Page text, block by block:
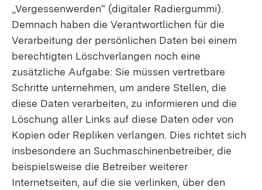
„Vergessenwerden“ (digitaler Radiergummi).
Demnach haben die Verantwortlichen für die
Verarbeitung der persönlichen Daten bei einem
berechtigten Löschverlangen noch eine
zusätzliche Aufgabe: Sie müssen vertretbare
Schritte unternehmen, um andere Stellen, die
diese Daten verarbeiten, zu informieren und die
Löschung aller Links auf diese Daten oder von
Kopien oder Repliken verlangen. Dies richtet sich
insbesondere an Suchmaschinenbetreiber, die
beispielsweise die Betreiber weiterer
Internetseiten, auf die sie verlinken, über den